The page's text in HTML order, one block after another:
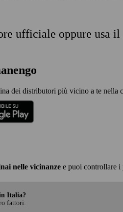
ufficiale oppure usa il
dei distributori più vicino a te nella
nelle vicinanze e puoi controllare i
Italia?
fattori: